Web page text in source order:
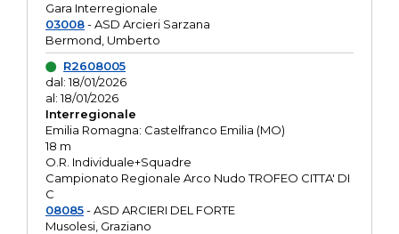
Gara Interregionale
03008- ASD Arcieri Sarzana
Bermond, Umberto
R2608005
dal: 18/01/2026
al: 18/01/2026
Interregionale
Emilia Romagna: Castelfranco Emilia (MO)
18 m
O.R. Individuale+Squadre
Campionato Regionale Arco Nudo TROFEO CITTA' DI
C
08085- ASD ARCIERI DEL FORTE
Musolesi, Graziano